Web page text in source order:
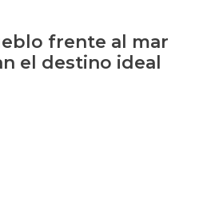
frente al mar
el destino ideal